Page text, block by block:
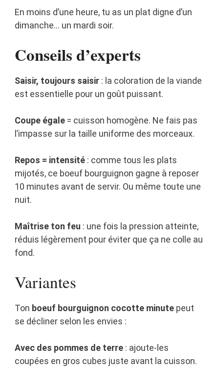
En moins d’une heure, tu as un plat digne d’un
dimanche… un mardi soir.
Conseils d’experts
Saisir, toujours saisir : la coloration de la viande
est essentielle pour un goût puissant.
Coupe égale = cuisson homogène. Ne fais pas
l’impasse sur la taille uniforme des morceaux.
Repos = intensité : comme tous les plats
mijotés, ce boeuf bourguignon gagne à reposer
10 minutes avant de servir. Ou même toute une
nuit.
Maîtrise ton feu : une fois la pression atteinte,
réduis légèrement pour éviter que ça ne colle au
fond.
Variantes
Ton boeuf bourguignon cocotte minute peut
se décliner selon les envies :
Avec des pommes de terre : ajoute-les
coupées en gros cubes juste avant la cuisson.